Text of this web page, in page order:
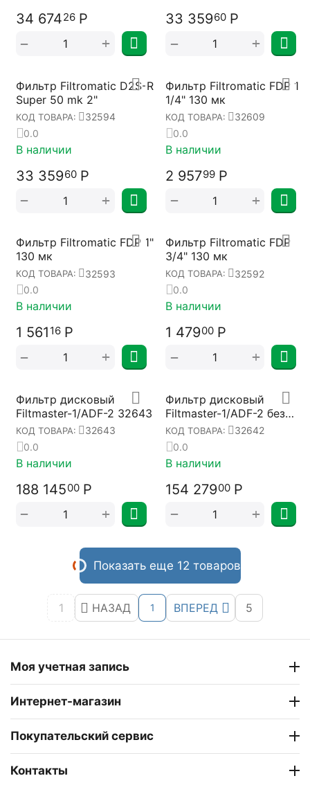
34 67426 Р
+
−
33 35960 Р
+
−
Фильтр Filtromatic D2S-R
Super 50 mk 2"
КОД ТОВАРА:
32594
0.0
В наличии
33 35960 Р
+
−
Фильтр Filtromatic FDP 1
1/4" 130 мк
КОД ТОВАРА:
32609
0.0
В наличии
2 95799 Р
+
−
Фильтр Filtromatic FDP 1"
130 мк
КОД ТОВАРА:
32593
0.0
В наличии
1 561 16 Р
+
−
Фильтр Filtromatic FDP
3/4" 130 мк
КОД ТОВАРА:
32592
0.0
В наличии
1 47900 Р
+
−
Фильтр дисковый
Filtmaster-1/ADF-2 32643
КОД ТОВАРА:
32643
0.0
В наличии
188 14500 Р
+
−
Фильтр дисковый
Filtmaster-1/ADF-2 без
подставки 32642
КОД ТОВАРА:
32642
0.0
В наличии
154 27900 Р
+
−
Показать еще 12 товаров
1 НАЗАД 1 ВПЕРЕД 5
Моя учетная запись
Интернет-магазин
Покупательский сервис
Контакты